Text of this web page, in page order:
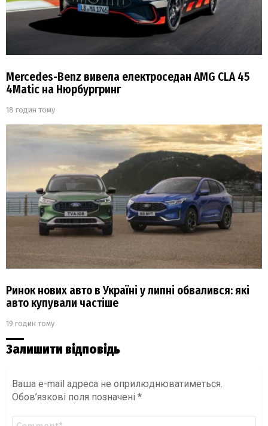
Mercedes-Benz вивела електроседан AMG CLA 45
4Matic на Нюрбургринг
18 годин тому
Ринок нових авто в Україні у липні обвалився: які
авто купували частіше
19 годин тому
Залишити відповідь
Ваша e-mail адреса не оприлюднюватиметься.
Обов’язкові поля позначені *
Коментар